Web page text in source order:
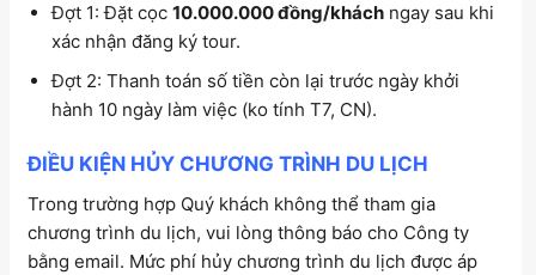
Đợt 1: Đặt cọc 10.000.000 đồng/khách ngay sau khi
xác nhận đăng ký tour.
Đợt 2: Thanh toán số tiền còn lại trước ngày khởi
hành 10 ngày làm việc (ko tính T7, CN).
ĐIỀU KIỆN HỦY CHƯƠNG TRÌNH DU LỊCH
Trong trường hợp Quý khách không thể tham gia
chương trình du lịch, vui lòng thông báo cho Công ty
bằng email. Mức phí hủy chương trình du lịch được áp